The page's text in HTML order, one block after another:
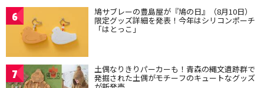
6 鳩サブレーの豊島屋が『鳩の日』（8月10日）
限定グッズ詳細を発表！今年はシリコンポーチ
「はとっこ」
7 土偶なりきりパーカーも！青森の縄文遺跡群で
発掘された土偶がモチーフのキュートなグッズ